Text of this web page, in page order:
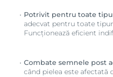
Potrivit pentru toate
adecvat pentru toate
Funcționează eficient
Combate semnele post
când pielea este afectată